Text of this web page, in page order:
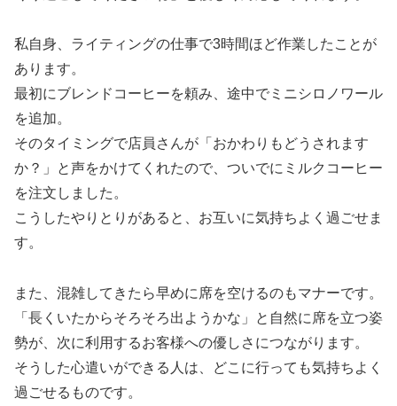
私自身、ライティングの仕事で3時間ほど作業したことが
あります。
最初にブレンドコーヒーを頼み、途中でミニシロノワール
を追加。
そのタイミングで店員さんが「おかわりもどうされます
か？」と声をかけてくれたので、ついでにミルクコーヒー
を注文しました。
こうしたやりとりがあると、お互いに気持ちよく過ごせま
す。
また、混雑してきたら早めに席を空けるのもマナーです。
「長くいたからそろそろ出ようかな」と自然に席を立つ姿
勢が、次に利用するお客様への優しさにつながります。
そうした心遣いができる人は、どこに行っても気持ちよく
過ごせるものです。